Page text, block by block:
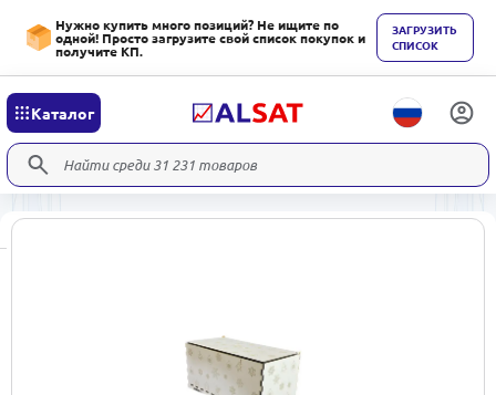
Нужно купить много позиций? Не ищите по
одной! Просто загрузите свой список покупок и
получите КП.
ЗАГРУЗИТЬ
СПИСОК
Каталог